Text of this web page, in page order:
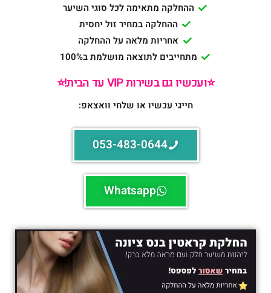
ההחלקה מתאימה לכל סוגי השיער
ההחלקה במחיר זול יחסית
אחריות מלאה על ההחלקה
מתחייבים לתוצאה מושלמת ב100%
⭐️ועכשיו גם בשירות VIP עד הבית!⭐️
חייגי עכשיו או שלחי וואצאפ:
053-483-0644
Whatsapp